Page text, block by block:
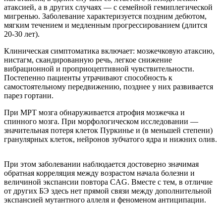
атаксией, а в других случаях — с семейной гемиплегической
мигренью. Заболевание характеризуется поздним дебютом,
мягким течением и медленным прогрессированием (длится
20-30 лет).
Клиническая симптоматика включает: мозжечковую атаксию,
нистагм, скандированную речь, легкое снижение
вибрационной и проприоцептивной чувствительности.
Постепенно пациенты утрачивают способность к
самостоятельному передвижению, позднее у них развивается
парез гортани.
При МРТ мозга обнаруживается атрофия мозжечка и
спинного мозга. При морфологическом исследовании —
значительная потеря клеток Пуркинье и (в меньшей степени)
гранулярных клеток, нейронов зубчатого ядра и нижних олив.
При этом заболевании наблюдается достоверно значимая
обратная корреляция между возрастом начала болезни и
величиной экспансии повтора CAG. Вместе с тем, в отличие
от других БЭ здесь нет прямой связи между дополнительной
экспансией мутантного аллеля и феноменом антиципации.